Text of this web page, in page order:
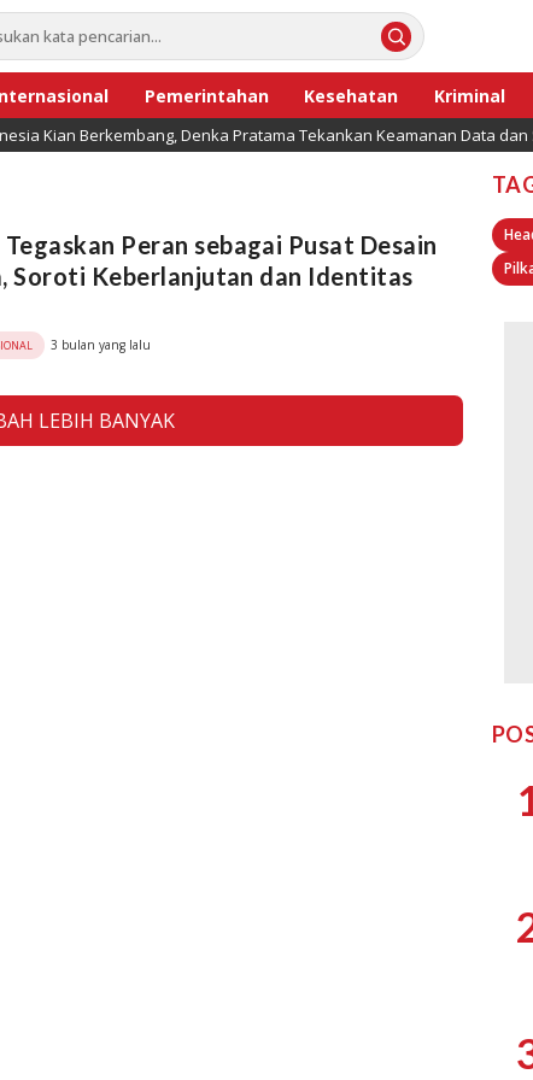
Pemerintahan Kesehatan Kriminal
Kian Berkembang, Denka Pratama Tekankan Keamanan Data
Peran sebagai Pusat Desain
Soroti Keberlanjutan dan Identitas
3 bulan yang lalu
LEBIH BANYAK